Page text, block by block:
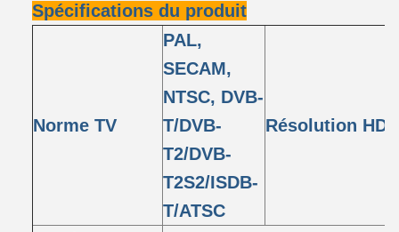
Spécifications du produit
Norme TV
PAL,
SECAM,
NTSC, DVB-
T/DVB-
T2/DVB-
T2S2/ISDB-
T/ATSC
Résolution HD